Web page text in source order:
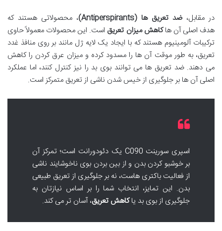
در مقابل،ضد تعریق ها (Antiperspirants)
، محصولاتی هستند که
هدف اصلی آن هاکاهش میزان تعریق است. این محصولات معمولاً حاوی
ترکیبات آلومینیوم هستند که با ایجاد یک لایه ژل مانند بر روی منافذ غدد
تعریق، به طور موقت آن ها را مسدود کرده و میزان عرق کردن را کاهش
می دهند. ضد تعریق ها می توانند بوی بد را نیز کنترل کنند، اما عملکرد
اصلی آن ها بر جلوگیری از خیس شدن ناشی از تعریق متمرکز است.
اسپری سورینت C090 یک دئودورانت است؛ تمرکز آن
بر خوشبو کردن بدن و از بین بردن بوی ناخوشایند ناشی
از فعالیت باکتری هاست، نه بر جلوگیری از تعریق طبیعی
بدن. این تمایز، انتخاب شما را بر اساس نیازتان به
جلوگیری از بوی بد یاکاهش تعریق، آسان تر می کند.